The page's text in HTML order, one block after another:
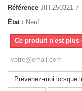
Référence ‎JIH.250321-7
État : Neuf
Ce produit n'est plus
Prévenez-moi lorsque